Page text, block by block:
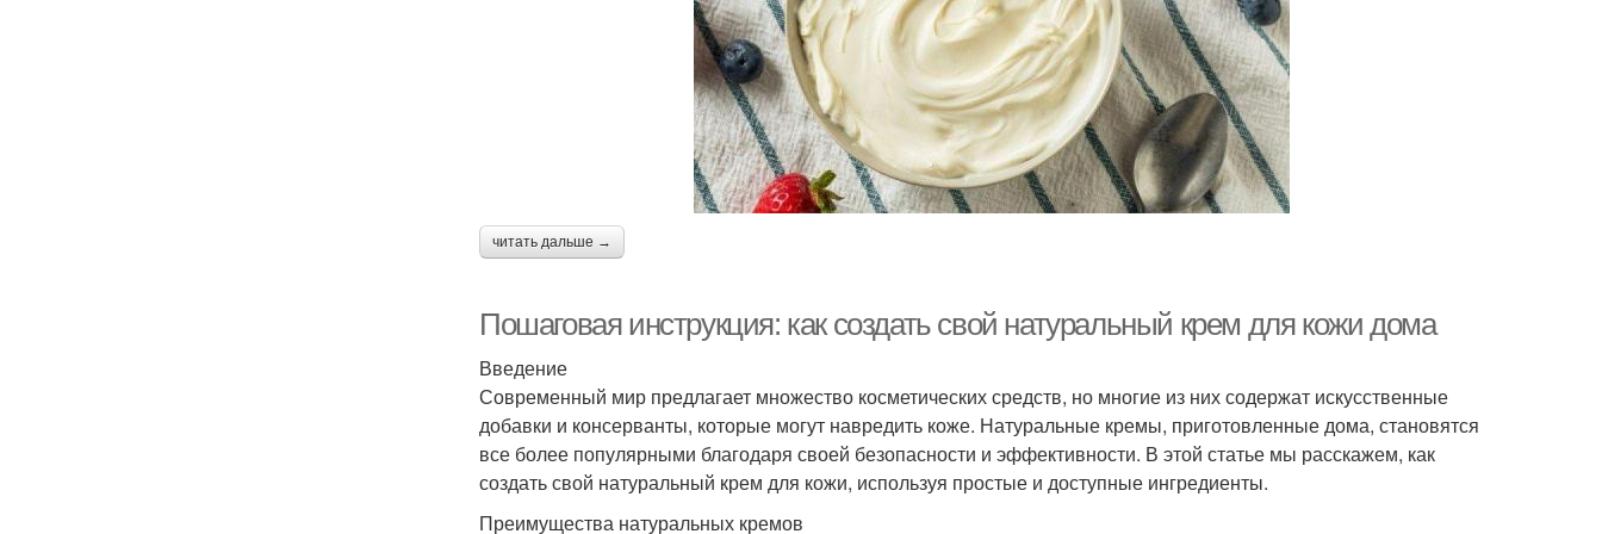
читать дальше →
Пошаговая инструкция: как создать свой натуральный крем для кожи дома
Введение
Современный мир предлагает множество косметических средств, но многие из них содержат искусственные
добавки и консерванты, которые могут навредить коже. Натуральные кремы, приготовленные дома, становятся
все более популярными благодаря своей безопасности и эффективности. В этой статье мы расскажем, как
создать свой натуральный крем для кожи, используя простые и доступные ингредиенты.
Преимущества натуральных кремов